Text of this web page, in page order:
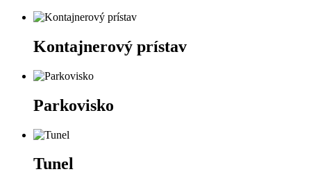
Kontajnerový prístav
Parkovisko
Tunel